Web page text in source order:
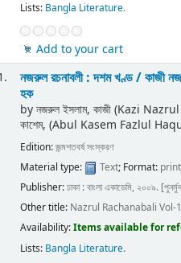
Lists: Bangla Literature.
Add to your cart
নজরুল রচনাবলী : দশম খণ্ড /কাজী
হক
byনজরুল ইসলাম, কাজী (Kazi
কাশেম, (Abul Kasem Fazlul
Edition:জন্মশতবর্ষ সংস্করণ
Material type:
Text; Format: print
Publisher:ঢাকা : বাংলা একাডেমি, ২০০৯.
Other title: Nazrul Rachanabali Vol-
Availability:Items available for
Lists: Bangla Literature.